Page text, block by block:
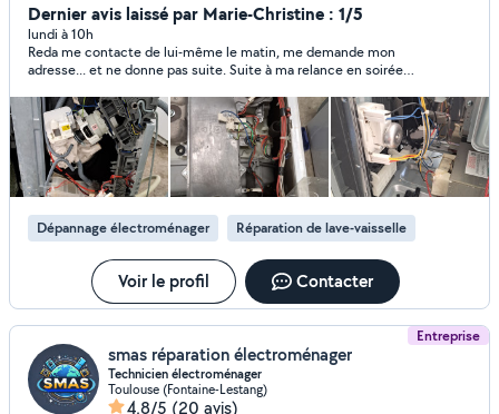
changement des pièces sur tout les appareils
d'électroménager.
Dernier avis laissé par Marie-Christine : 1/5
lundi à 10h
Reda me contacte de lui-même le matin, me demande mon
adresse... et ne donne pas suite. Suite à ma relance en soirée
en vacances et me rappellera plus tard. Vraiment pas sérieux !
Dépannage électroménager Réparation de lave-vaisselle
Voir le profil Contacter
Entreprise
smas réparation électroménager
Technicien électroménager
Toulouse (Fontaine-Lestang)
4,8/5 (20 avis)